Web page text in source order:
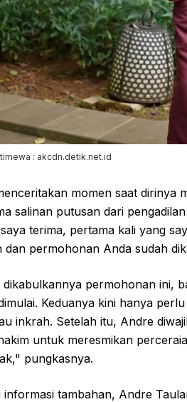
: akcdn.detik.net.id
momen saat dirinya
salinan putusan dari
terima, pertama kali yang
dan permohonan Anda sudah
dikabulkannya permohonan ini,
Keduanya kini hanya
inkrah. Setelah itu, Andre
untuk meresmikan
pungkasnya.
informasi tambahan, Andre